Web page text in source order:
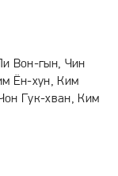
подлинной
Вон-гын, Чин
Ён-хун, Ким
Гук-хван, Ким